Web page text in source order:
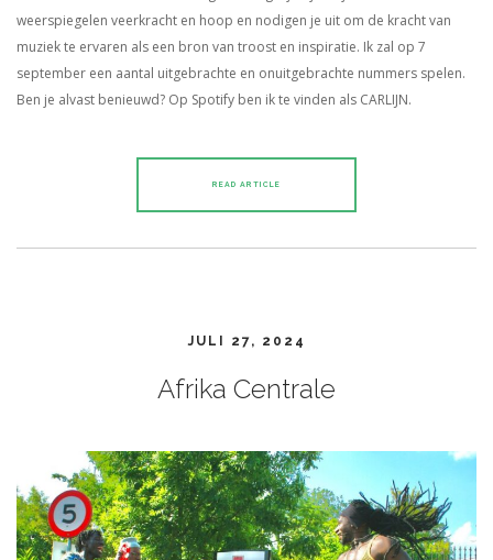
weerspiegelen veerkracht en hoop en nodigen je uit om de kracht van
muziek te ervaren als een bron van troost en inspiratie. Ik zal op 7
september een aantal uitgebrachte en onuitgebrachte nummers spelen.
Ben je alvast benieuwd? Op Spotify ben ik te vinden als CARLIJN.
READ ARTICLE
JULI 27, 2024
Afrika Centrale